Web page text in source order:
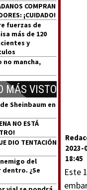
COMPRAN
¡CUIDADO!
fuerzas de
más de 120
y
no mancha,
MÁS VISTO
Sheinbaum en
NO ESTÁ
DIO TENTACIÓN
del
¿Se
2023-
18:45
Este